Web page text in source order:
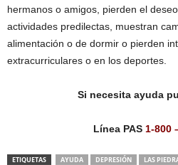
hermanos o amigos, pierden el
actividades predilectas, muestran
alimentación o de dormir o pierden
extracurriculares o en los deportes.
Si necesita ayuda
Línea PAS 1-800
ETIQUETAS AYUDA DEPRESIÓN LAS